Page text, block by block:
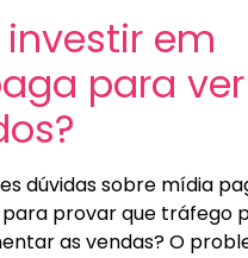
em
para ver
dúvidas sobre mídia
provar que tráfego
as vendas? O